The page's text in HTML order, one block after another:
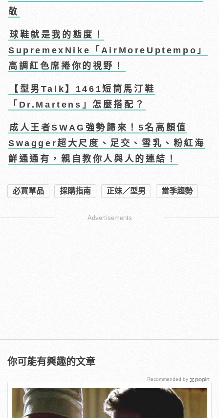
敬
球鞋就是我的態度！
SupremexNike「AirMoreUptempo」
高調紅色席捲你的視野！
【型男Talk】1461短筒馬汀鞋
「Dr.Martens」怎麼搭配？
成人王者SWAG強勢歸來！5名高顏值
Swagger超大尺度、足交、雪乳、粉紅海
鮮通通有，親自教你人與人的連結！
必買單品 採購指南 正妹／型男 當季趨勢
Advertisements
你可能有興趣的文章
Recommended by